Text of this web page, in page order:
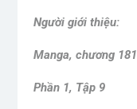
Người giới thiệu:
Manga, chương 181
Phần 1, Tập 9